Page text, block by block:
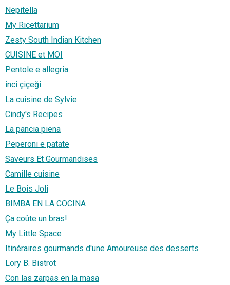
Nepitella
My Ricettarium
Zesty South Indian Kitchen
CUISINE et MOI
Pentole e allegria
inci çiçeği
La cuisine de Sylvie
Cindy's Recipes
La pancia piena
Peperoni e patate
Saveurs Et Gourmandises
Camille cuisine
Le Bois Joli
BIMBA EN LA COCINA
Ça coûte un bras!
My Little Space
Itinéraires gourmands d'une Amoureuse des desserts
Lory B. Bistrot
Con las zarpas en la masa